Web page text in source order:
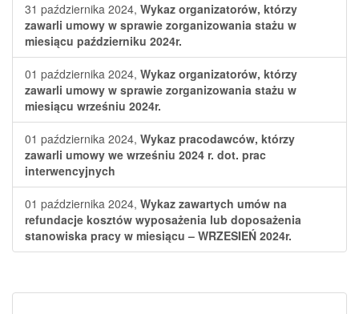
31 października 2024, Wykaz organizatorów, którzy
zawarli umowy w sprawie zorganizowania stażu w
miesiącu październiku 2024r.
01 października 2024, Wykaz organizatorów, którzy
zawarli umowy w sprawie zorganizowania stażu w
miesiącu wrześniu 2024r.
01 października 2024, Wykaz pracodawców, którzy
zawarli umowy we wrześniu 2024 r. dot. prac
interwencyjnych
01 października 2024, Wykaz zawartych umów na
refundacje kosztów wyposażenia lub doposażenia
stanowiska pracy w miesiącu – WRZESIEŃ 2024r.